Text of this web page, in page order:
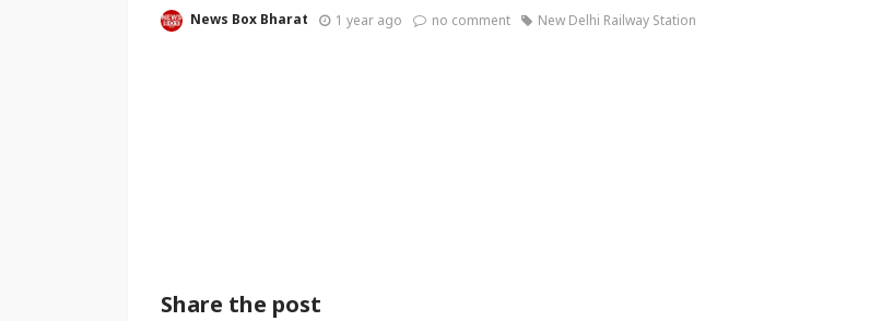
News Box Bharat 1 year ago no comment New Delhi Railway Station
Share the post